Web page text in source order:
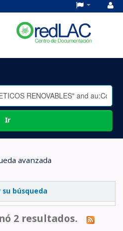
Ir
avanzada
su búsqueda
2 resultados.